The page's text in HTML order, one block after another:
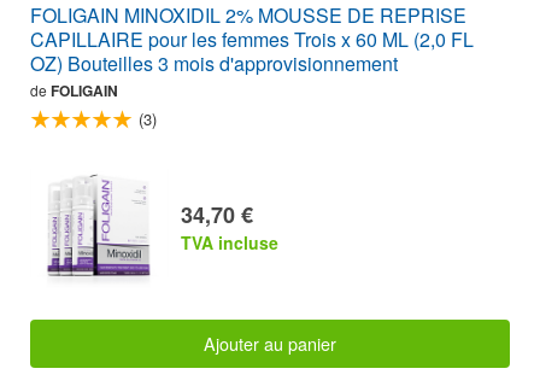
FOLIGAIN MINOXIDIL 2% MOUSSE DE REPRISE
CAPILLAIRE pour les femmes Trois x 60 ML (2,0 FL
OZ) Bouteilles 3 mois d'approvisionnement
de FOLIGAIN
(3)
34,70 €
TVA incluse
Ajouter au panier